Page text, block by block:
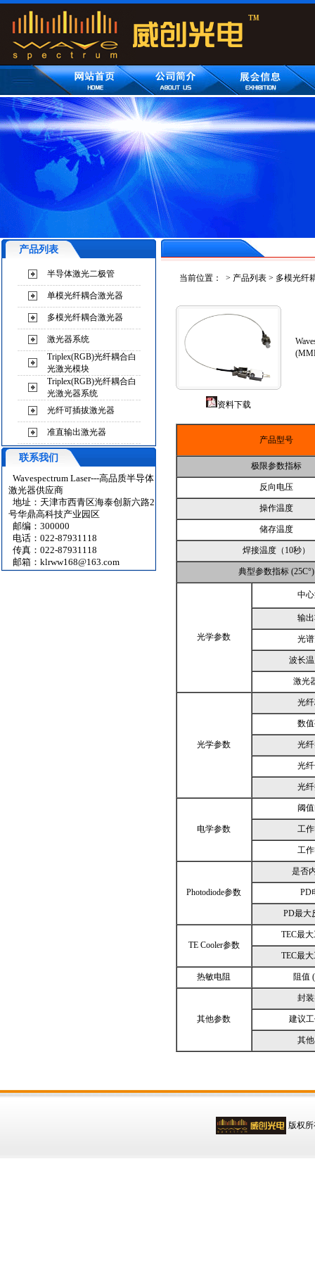
产品列表
半导体激光二极管
单模光纤耦合激光器
多模光纤耦合激光器
激光器系统
Triplex(RGB)光纤耦合白
光激光模块
Triplex(RGB)光纤耦合白
光激光器系统
光纤可插拔激光器
准直输出激光器
联系我们
Wavespectrum Laser---高品质半导体
激光器供应商
地址：天津市西青区海泰创新六路2
号华鼎高科技产业园区
邮编：300000
电话：022-87931118
传真：022-87931118
邮箱： klrww168@163.com
当前位置： > 产品列表> 多模光纤
资料下载
产品型号
极限参数指标
反向电压
操作温度
储存温度
焊接温度（10秒）
典型参数指标 (25C°)
光学参数
中
输
光
波长
激光
光学参数
光
数
光
光
光
电学参数
阈
工
工
Photodiode参数
是否
PD
PD最大
TE Cooler参数
TEC最
TEC最
热敏电阻 阻值
其他参数
封
建议
其
版权